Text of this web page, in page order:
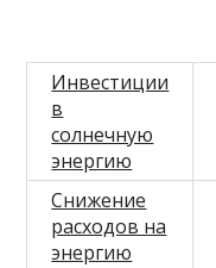
Инвестиции
в
солнечную
энергию
Снижение
расходов на
энергию